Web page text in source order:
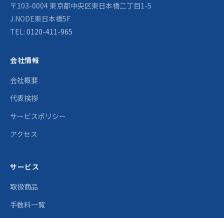
〒103-0004 東京都中央区東日本橋二丁目1-5
J.NODE東日本橋5F
TEL: 0120-411-965
会社情報
会社概要
代表挨拶
サービスポリシー
アクセス
サービス
取扱商品
手数料一覧